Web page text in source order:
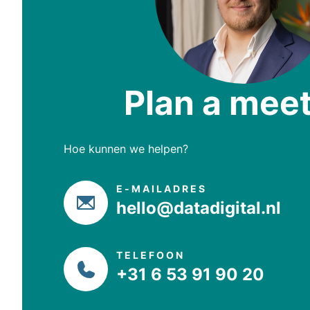
Plan a
Hoe kunnen we helpen?
E-MAILADRES
hello@datadigital.nl
TELEFOON
+31 6 53 91 90 20